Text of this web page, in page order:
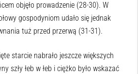
objęło prowadzenie (28-30). W
gospodyniom udało się jednak
tuż przed przerwą (31-31).
starcie nabrało jeszcze większych
szły łeb w łeb i ciężko było wskazać